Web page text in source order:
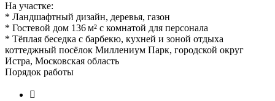
На участке:
* Ландшафтный дизайн, деревья, газон
* Гостевой дом 136 м² с комнатой для персонала
* Тёплая беседка с барбекю, кухней и зоной отдыха
коттеджный посёлок Миллениум Парк, городской округ
Истра, Московская область
Порядок работы
